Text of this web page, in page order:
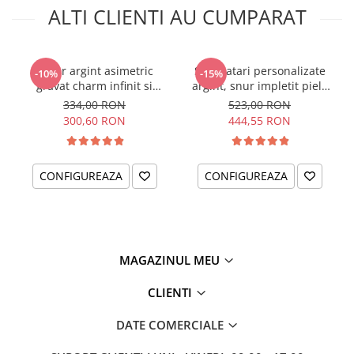
viata ta oferindu-i o bijuterie cu un mesaj special!
Alege textul dorit si comanda in doar cateva clickuri bratara
tara!
ALTI CLIENTI AU CUMPARAT
-10%
Colier argint asimetric
gravat charm infinit si
inimioara - Love
334,00 RON
300,60 RON
CONFIGUREAZA
-15%
Set bratari personalizate
argint, snur impletit piele
naturala Mrs & Ms
523,00 RON
444,55 RON
CONFIGUREAZA
MAGAZINUL MEU
CLIENTI
DATE COMERCIALE